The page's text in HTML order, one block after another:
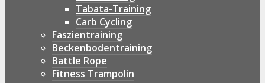
Tabata-Training
Carb Cycling
Faszientraining
Beckenbodentraining
Battle Rope
Fitness Trampolin